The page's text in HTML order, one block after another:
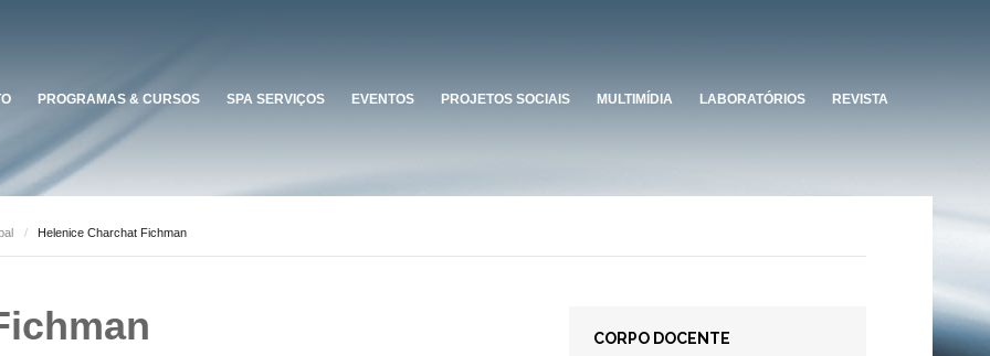
PROGRAMAS & CURSOS SPA SERVIÇOS EVENTOS PROJETOS SOCIAIS MULTIMÍDIA LABORATÓRIOS REVISTA
/ Helenice Charchat Fichman
CORPO DOCENTE